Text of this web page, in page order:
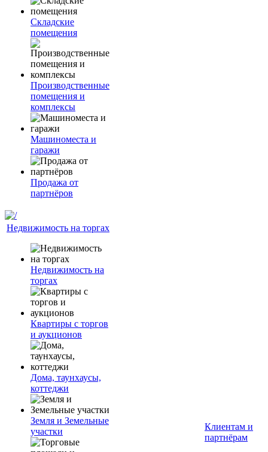
Складские
помещения
Производственные
помещения и
комплексы
Машиноместа и
гаражи
Продажа от
партнёров
Недвижимость на торгах
Недвижимость на
торгах
Квартиры с торгов
и аукционов
Дома, таунхаусы,
коттеджи
Земля и Земельные
участки
Клиентам и
партнёрам